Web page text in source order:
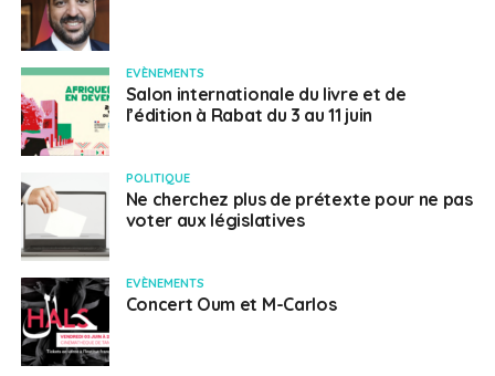
15h30 – 17h30
Scolarité, en présence de Monsieur le Directeur de
l’AEFE, Olivier Brochet
Santé, en présence de Monsieur le Directeur de la CFE,
Éric Pavi
19h00 – 19h30
Conclusion et synthèse
EVÈNEMENTS
Salon internationale du livre et de
l’édition à Rabat du 3 au 11 juin
POLITIQUE
Ne cherchez plus de prétexte pour ne pas
voter aux législatives
EVÈNEMENTS
Concert Oum et M-Carlos